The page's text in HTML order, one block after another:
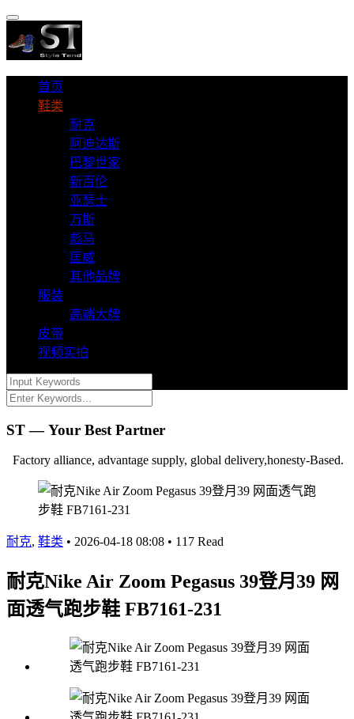
首页
鞋类
耐克
阿迪达斯
巴黎世家
新百伦
亚瑟士
万斯
彪马
匡威
其他品牌
服装
高端大牌
皮带
视频实拍
ST — Your Best Partner
Factory alliance, advantage supply, global delivery,honesty-Based.
耐克, 鞋类 • 2026-04-18 08:08 • 117 Read
耐克Nike Air Zoom Pegasus 39登月39 网
面透气跑步鞋 FB7161-231